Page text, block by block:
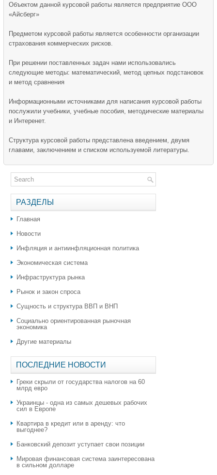
Объектом данной курсовой работы является предприятие ООО
«Айсберг»
Предметом курсовой работы является особенности организации
страхования коммерческих рисков.
При решении поставленных задач нами использовались
следующие методы: математический, метод цепных подстановок
и метод сравнения
Информационными источниками для написания курсовой работы
послужили учебники, учебные пособия, методические материалы
и Интеренет.
Структура курсовой работы представлена введением, двумя
главами, заключением и списком используемой литературы.
РАЗДЕЛЫ
Главная
Новости
Инфляция и антиинфляционная политика
Экономическая система
Инфраструктура рынка
Рынок и закон спроса
Сущность и структура ВВП и ВНП
Социально ориентированная рыночная
экономика
Другие материалы
ПОСЛЕДНИЕ НОВОСТИ
Греки скрыли от государства налогов на 60
млрд евро
Украинцы - одна из самых дешевых рабочих
сил в Европе
Квартира в кредит или в аренду: что
выгоднее?
​Банковский депозит уступает свои позиции
Мировая финансовая система заинтересована
в сильном долларе